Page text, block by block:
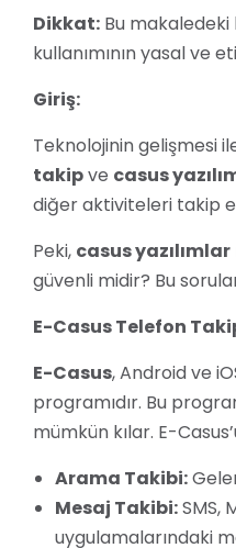
Dikkat: Bu makaledeki
kullanımının yasal ve
Giriş:
Teknolojinin gelişmesi
takipve casus
diğer aktiviteleri takip
Peki, casus yazılımlar
güvenli midir? Bu
E-Casus Telefon
E-Casus, Android ve
programıdır. Bu
mümkün kılar. E-
Arama Takibi:
Mesaj Takibi:SMS,
uygulamalarındaki